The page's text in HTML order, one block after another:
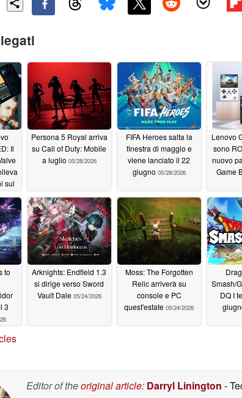
Il
sul
Persona 5 Royal arriva
su Call of Duty: Mobile
a luglio 05/28/2026
FIFA Heroes salta la
finestra di maggio e
viene lanciato il 22
giugno 05/28/2026
Lenovo
sono
nuovo
Game
to
3
Arknights: Endfield 1.3
si dirige verso Sword
Vault Dale 05/24/2026
Moss: The Forgotten
Relic arriverà su
console e PC
quest'estate 05/24/2026
Smash/
DQ I
Editor of theoriginal article: Darryl Linington -